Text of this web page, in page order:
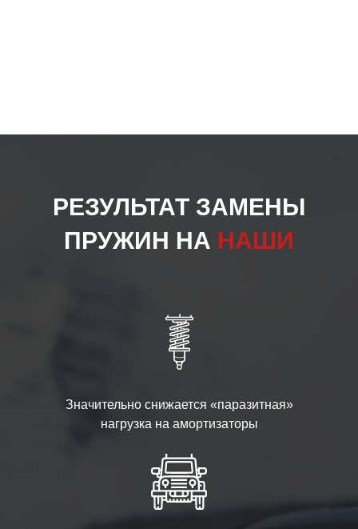
РЕЗУЛЬТАТ ЗАМЕНЫ
ПРУЖИН НА НАШИ
Значительно снижается «паразитная»
нагрузка на амортизаторы